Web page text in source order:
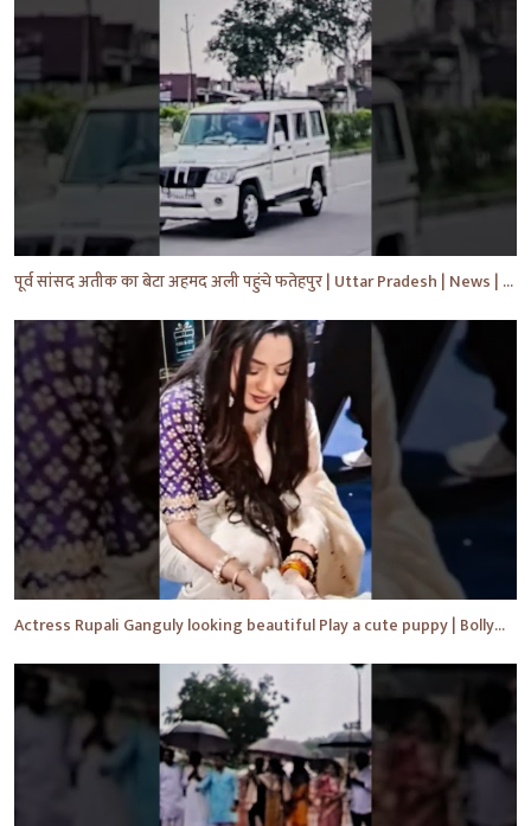
पूर्व सांसद अतीक का बेटा अहमद अली पहुंचे फतेहपुर | Uttar Pradesh | News | #shorts #yt #news #upnews
Actress Rupali Ganguly looking beautiful Play a cute puppy | Bollywood | Bollywood News #shorts #yt